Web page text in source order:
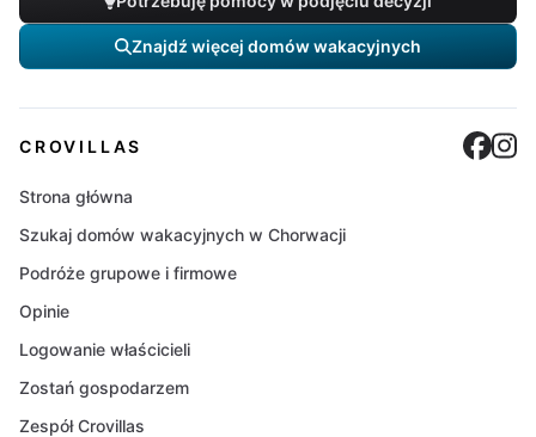
Znajdź więcej domów wakacyjnych
CROVILLAS
Strona główna
Szukaj domów wakacyjnych w Chorwacji
Podróże grupowe i firmowe
Opinie
Logowanie właścicieli
Zostań gospodarzem
Zespół Crovillas